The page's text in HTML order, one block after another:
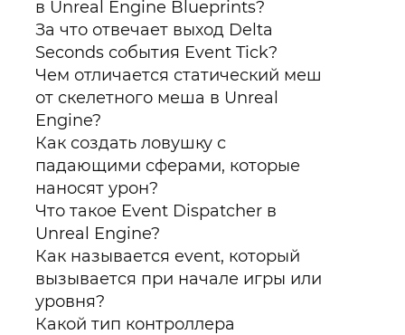
в Unreal Engine Blueprints?
За что отвечает выход Delta
Seconds события Event Tick?
Чем отличается статический меш
от скелетного меша в Unreal
Engine?
Как создать ловушку с
падающими сферами, которые
наносят урон?
Что такое Event Dispatcher в
Unreal Engine?
Как называется event, который
вызывается при начале игры или
уровня?
Какой тип контроллера